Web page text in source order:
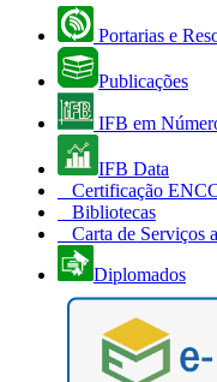
Portarias e
Publicações
IFB em
IFB Data
Certificação
Bibliotecas
Carta de Serviços
Diplomados